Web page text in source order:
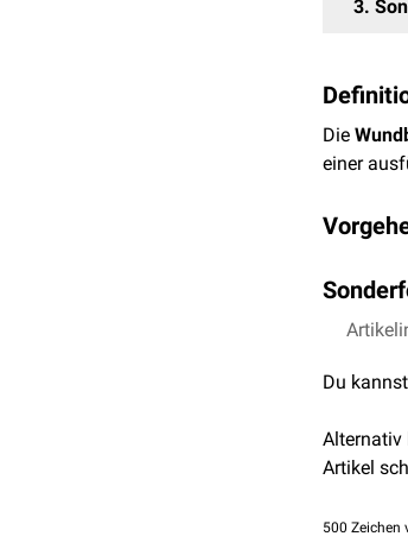
3
Die
einer
Die
z.B.
Eine
Du
Alternativ
Artikel
500 Zeichen